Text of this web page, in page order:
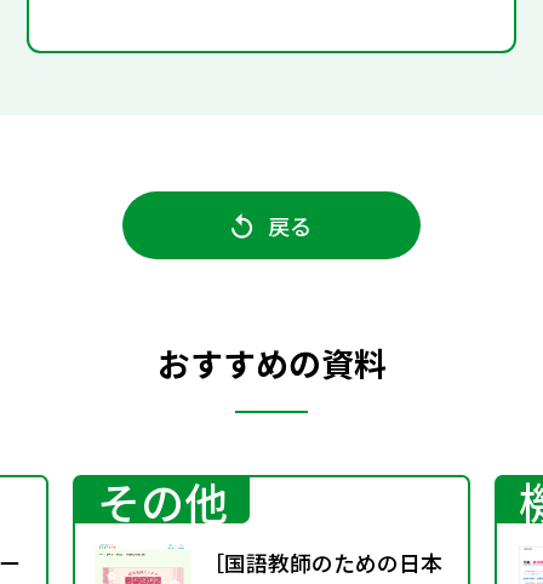
戻る
おすすめの資料
その他
［国語教師のための日本